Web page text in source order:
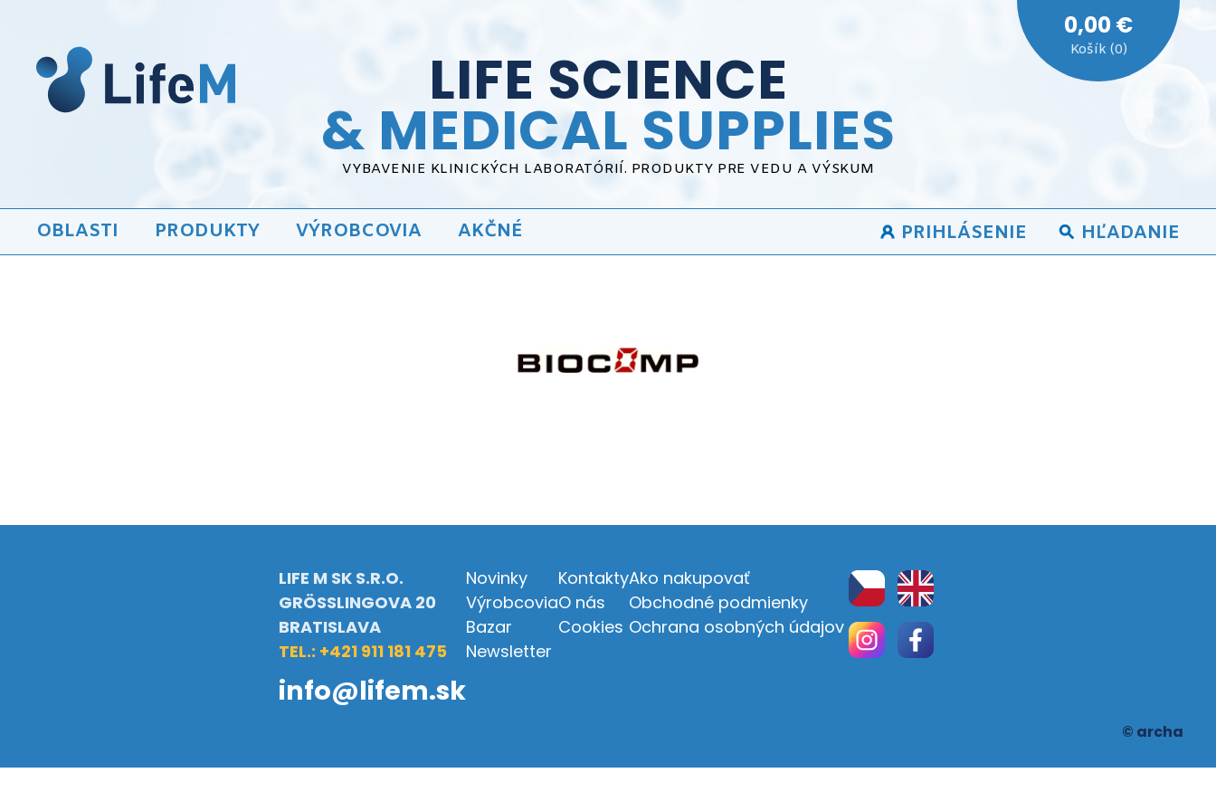
LIFE SCIENCE
& MEDICAL SUPPLIES
VYBAVENIE KLINICKÝCH LABORATÓRIÍ. PRODUKTY PRE VEDU A VÝSKUM
0,00 €
Košík (0)
OBLASTI PRODUKTY VÝROBCOVIA AKČNÉ HĽADANIE
PRIHLÁSENIE
LIFE M SK S.R.O.
GRÖSSLINGOVA 20
BRATISLAVA
TEL.: +421 911 181 475
info@lifem.sk
Novinky
Výrobcovia
Bazar
Newsletter
Kontakty
O nás
Cookies
Ako nakupovať
Obchodné podmienky
Ochrana osobných údajov
© archa